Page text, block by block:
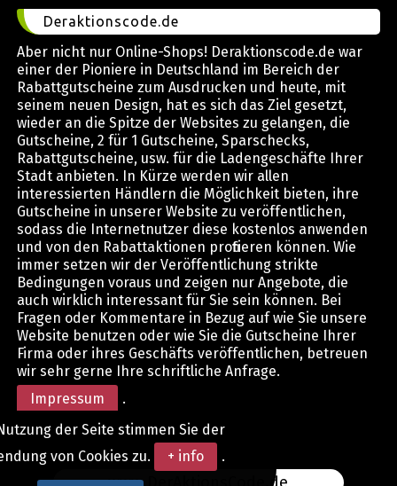
Deraktionscode.de
Aber nicht nur Online-Shops! Deraktionscode.de war
einer der Pioniere in Deutschland im Bereich der
Rabattgutscheine zum Ausdrucken und heute, mit
seinem neuen Design, hat es sich das Ziel gesetzt,
wieder an die Spitze der Websites zu gelangen, die
Gutscheine, 2 für 1 Gutscheine, Sparschecks,
Rabattgutscheine, usw. für die Ladengeschäfte Ihrer
Stadt anbieten. In Kürze werden wir allen
interessierten Händlern die Möglichkeit bieten, ihre
Gutscheine in unserer Website zu veröffentlichen,
sodass die Internetnutzer diese kostenlos anwenden
und von den Rabattaktionen profitieren können. Wie
immer setzen wir der Veröffentlichung strikte
Bedingungen voraus und zeigen nur Angebote, die
auch wirklich interessant für Sie sein können. Bei
Fragen oder Kommentare in Bezug auf wie Sie unsere
Website benutzen oder wie Sie die Gutscheine Ihrer
Firma oder ihres Geschäfts veröffentlichen, betreuen
wir sehr gerne Ihre schriftliche Anfrage.
Impressum
.
der Seite stimmen Sie der
von Cookies zu.
+ info .